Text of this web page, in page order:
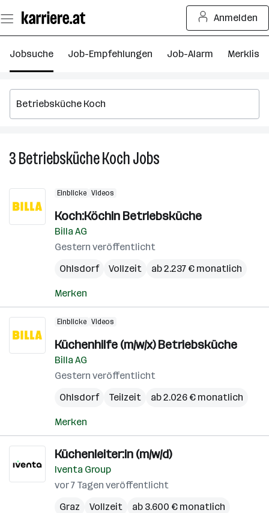
Seiteninhalt
springen
Anmelden
Jobsuche Job-Empfehlungen Job-Alarm Merkliste
3Betriebsküche KochJobs
Einblicke Videos
Koch:Köchin Betriebsküche
Billa AG
Gestern veröffentlicht
Ohlsdorf
Vollzeit ab 2.237 € monatlich
Merken
Einblicke Videos
Küchenhilfe (m/w/x) Betriebsküche
Billa AG
Gestern veröffentlicht
Ohlsdorf
Teilzeit ab 2.026 € monatlich
Merken
Küchenleiter:in (m/w/d)
Iventa Group
vor 7 Tagen veröffentlicht
Graz
Vollzeit ab 3.600 € monatlich